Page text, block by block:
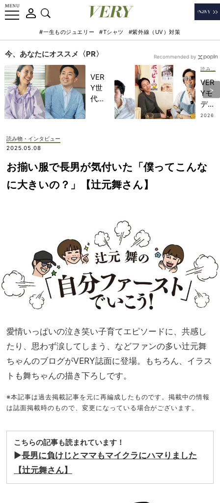
#一生ものジュエリー #Tシャツ #紫外線（UV）対策
今、あなたにオススメ〈PR〉
VER
Y世
代が
んと
考え
る
T A
HO
TEL
な
の？
」
VER
Yモ
デル
の神
この
“ご
機嫌
スイ
チ”
の入
っ
て？
2026
Recommended by
読み物・インタビュー
2025.05.08
お揃い服で長男が気付いた「僕ってこんな
に大きいの？」【辻元舞さん】
愛情いっぱいの泣き笑い子育てエピソードに、共感し
たり、思わず涙してしまう、などファンの多い辻元舞
ちゃんのブログがVERY誌面に登場。もちろん、イラス
トも舞ちゃんの描き下ろしです。
※本記事は過去掲載記事を元に再編成したものです。掲載中の情報
は誌面掲載時のもので、変更になっている場合がございます。
こちらの記事も読まれています！
▶長男に負けじとママもマイクラにハマりました
【辻元舞さん】